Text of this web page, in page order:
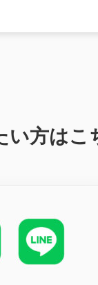
い方はこ